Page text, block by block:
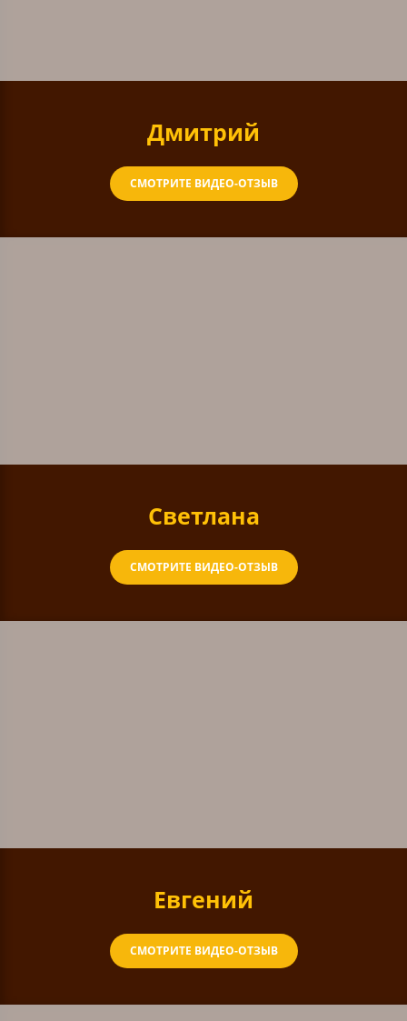
Дмитрий
СМОТРИТЕ ВИДЕО-ОТЗЫВ
Светлана
СМОТРИТЕ ВИДЕО-ОТЗЫВ
Евгений
СМОТРИТЕ ВИДЕО-ОТЗЫВ